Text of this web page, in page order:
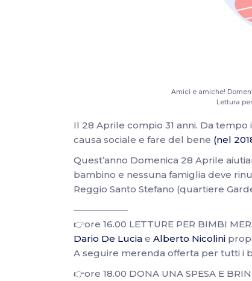
Amici e amiche!
Lettura
Il 28 Aprile compio 31 anni. Da
causa sociale e fare del bene (nel
Quest’anno Domenica 28 Aprile
bambino e nessuna famiglia deve
Reggio Santo Stefano (quartiere
——————
👉ore 16.00 LETTURE PER BIMBI
Dario De Lucia e Alberto Nicolini
A seguire merenda offerta per tutti i
👉ore 18.00 DONA UNA SPESA E